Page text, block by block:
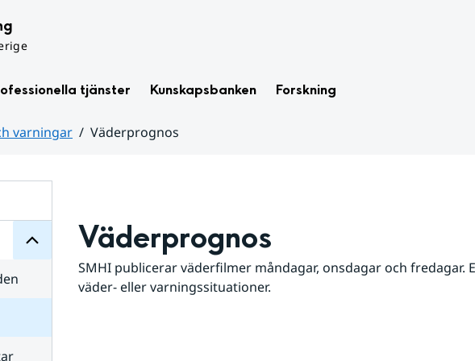
tjänster Kunskapsbanken Forskning
varningar
Väderprognos
för
Väderprognos
SMHI publicerar väderfilmer måndagar, onsdagar och fredagar.
väder- eller varningssituationer.